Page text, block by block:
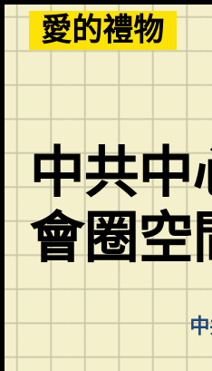
Skip
to
content
愛的禮物
中共中
會圈